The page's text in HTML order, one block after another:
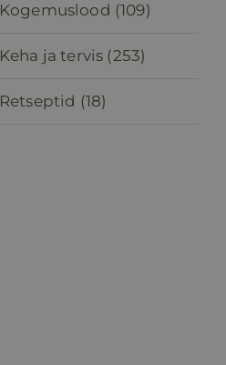
Kogemuslood (109)
Keha ja tervis (253)
Retseptid (18)